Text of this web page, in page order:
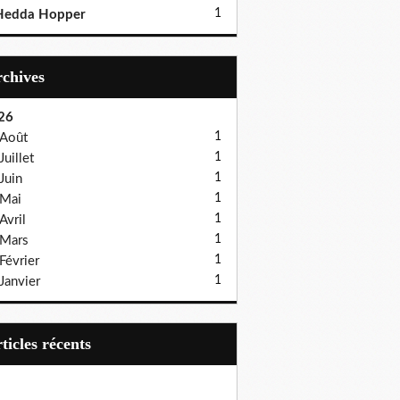
Hopper
1
Août
1
Juillet 1
Juin 1
Mai 1
Avril 1
Mars 1
Février 1
Janvier 1
récents